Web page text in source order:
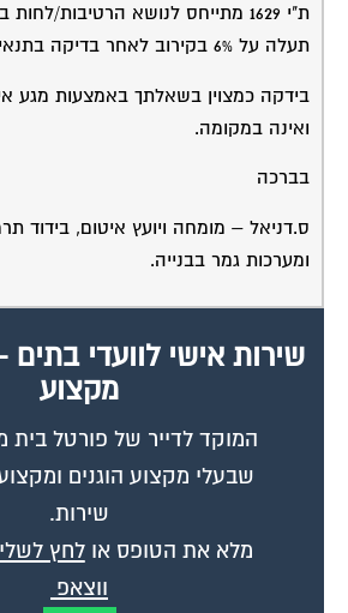
ת"י 1629 מתייחס לנושא הרטיבות/
תעלה על 6% בקירוב לאחר בדיקה בתנאי בקרה מבוקרים.
בידקה כמצוין בשאלתך באמצעות מגע
ואינה במקומה.
בברכה
ס.דניאל – מומחה ויועץ איטום, בידוד
ומערכות גמר בבנייה.
שירות אישי לוועדי בתים
מקצוע
המוקד לדייר של פורטל בית
שבעלי מקצוע הוגנים
שירות.
מלא את הטופס אולחץ
ווצאפ